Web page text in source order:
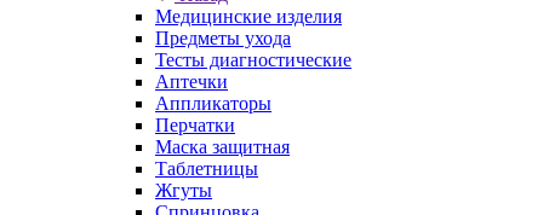
Медицинские изделия
Предметы ухода
Тесты диагностические
Аптечки
Аппликаторы
Перчатки
Маска защитная
Таблетницы
Жгуты